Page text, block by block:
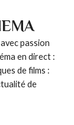
passion
en direct :
de films :
de